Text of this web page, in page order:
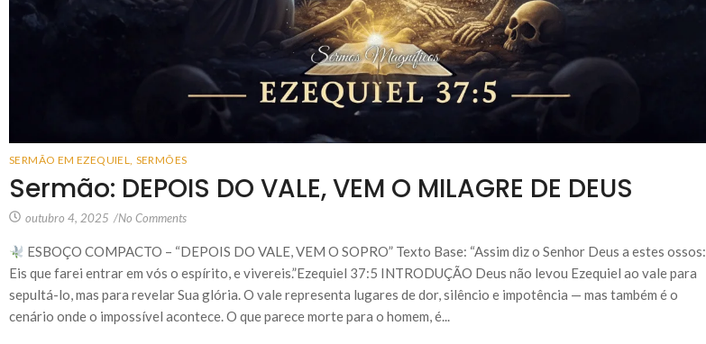
SERMÃO EM EZEQUIEL, SERMÕES
Sermão: DEPOIS DO VALE, VEM O MILAGRE DE DEUS
outubro 4, 2025 /No Comments
ESBOÇO COMPACTO – “DEPOIS DO VALE, VEM O SOPRO” Texto Base: “Assim diz o Senhor Deus a estes ossos:
Eis que farei entrar em vós o espírito, e vivereis.”Ezequiel 37:5 INTRODUÇÃO Deus não levou Ezequiel ao vale para
sepultá-lo, mas para revelar Sua glória. O vale representa lugares de dor, silêncio e impotência — mas também é o
cenário onde o impossível acontece. O que parece morte para o homem, é...